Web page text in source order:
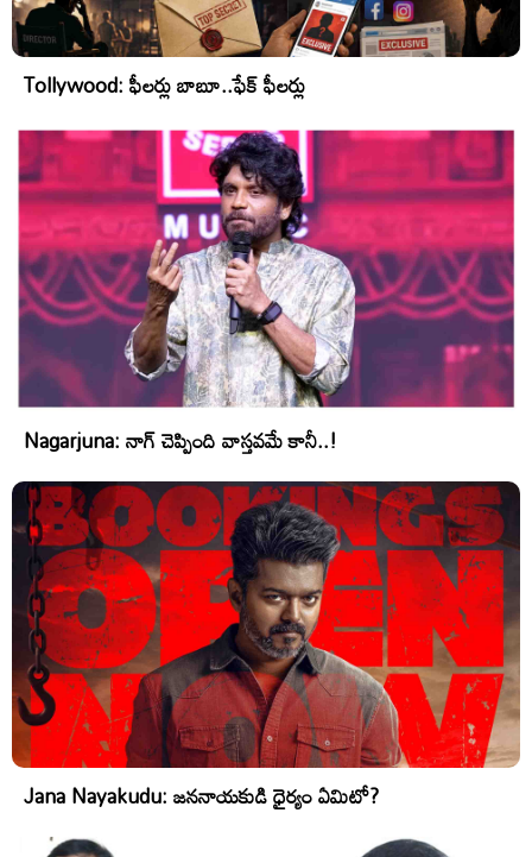
Tollywood: ఫీలర్లు బాబూ..ఫేక్ ఫీలర్లు
Nagarjuna: నాగ్ చెప్పింది వాస్తవమే కానీ..!
Jana Nayakudu: జననాయకుడి ధైర్యం ఏమిటో?